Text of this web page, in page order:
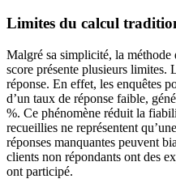
Limites du calcul
Malgré sa simplicité, la
score présente plusieurs limites.
réponse. En effet, les enquêtes
d’un taux de réponse faible,
%. Ce phénomène réduit la
recueillies ne représentent
réponses manquantes peuvent
clients non répondants ont des
ont participé.